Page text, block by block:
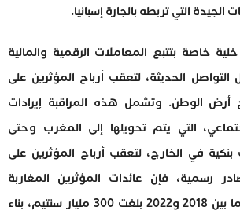
الجيدة التي تربطه بالجارة إسبانيا.
خاصة بتتبع المعاملات الرقمية والمالية
الحديثة، لتعقب أرباح المؤثرين على
أرض الوطن. وتشمل هذه المراقبة إيرادات
التي يتم تحويلها إلى المغرب وحتى
في الخارج، لتعقب أرباح المؤثرين على
رسمية، فإن عائدات المؤثرين المغاربة
“الأشخاص الذاتيين” ما بين 2018 و2022 بلغت 300 مليار سنتيم، بناء